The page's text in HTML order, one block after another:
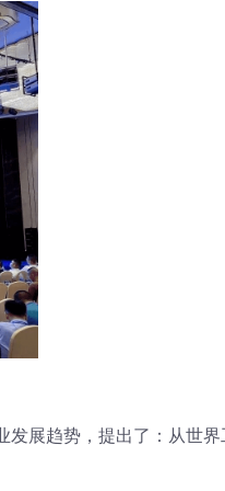
发展趋势，提出了：从世界